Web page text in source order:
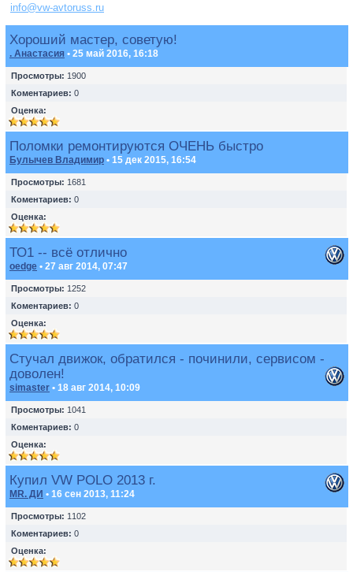
info@vw-avtoruss.ru
Хороший мастер, советую!
. Анастасия • 25 май 2016, 16:18
Просмотры: 1900
Коментариев: 0
Оценка:
Поломки ремонтируются ОЧЕНЬ быстро
Булычев Владимир • 15 дек 2015, 16:54
Просмотры: 1681
Коментариев: 0
Оценка:
ТО1 -- всё отлично
oedge • 27 авг 2014, 07:47
Просмотры: 1252
Коментариев: 0
Оценка:
Стучал движок, обратился - починили, сервисом -
доволен!
simaster • 18 авг 2014, 10:09
Просмотры: 1041
Коментариев: 0
Оценка:
Купил VW POLO 2013 г.
MR. ДИ • 16 сен 2013, 11:24
Просмотры: 1102
Коментариев: 0
Оценка: